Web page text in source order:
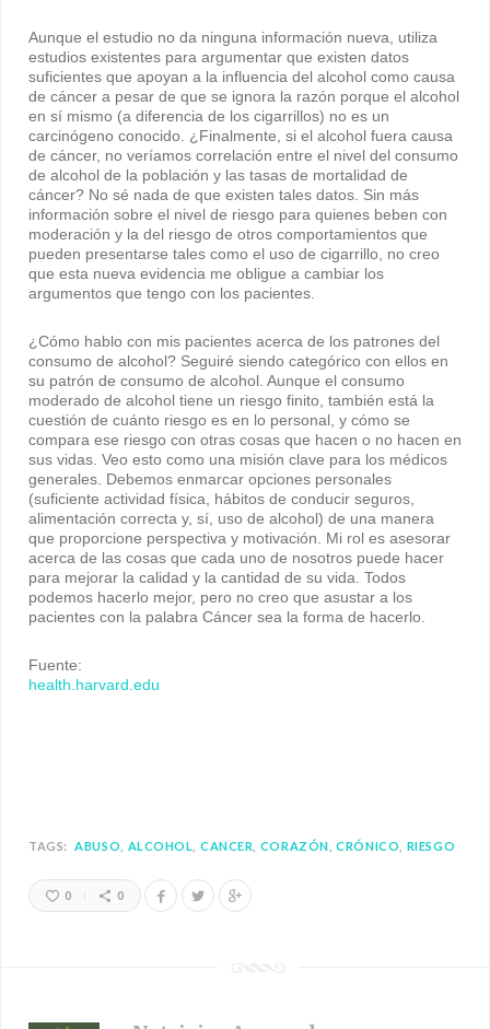
Aunque el estudio no da ninguna información nueva, utiliza
estudios existentes para argumentar que existen datos
suficientes que apoyan a la influencia del alcohol como causa
de cáncer a pesar de que se ignora la razón porque el alcohol
en sí mismo (a diferencia de los cigarrillos) no es un
carcinógeno conocido. ¿Finalmente, si el alcohol fuera causa
de cáncer, no veríamos correlación entre el nivel del consumo
de alcohol de la población y las tasas de mortalidad de
cáncer? No sé nada de que existen tales datos. Sin más
información sobre el nivel de riesgo para quienes beben con
moderación y la del riesgo de otros comportamientos que
pueden presentarse tales como el uso de cigarrillo, no creo
que esta nueva evidencia me obligue a cambiar los
argumentos que tengo con los pacientes.
¿Cómo hablo con mis pacientes acerca de los patrones del
consumo de alcohol? Seguiré siendo categórico con ellos en
su patrón de consumo de alcohol. Aunque el consumo
moderado de alcohol tiene un riesgo finito, también está la
cuestión de cuánto riesgo es en lo personal, y cómo se
compara ese riesgo con otras cosas que hacen o no hacen en
sus vidas. Veo esto como una misión clave para los médicos
generales. Debemos enmarcar opciones personales
(suficiente actividad física, hábitos de conducir seguros,
alimentación correcta y, sí, uso de alcohol) de una manera
que proporcione perspectiva y motivación. Mi rol es asesorar
acerca de las cosas que cada uno de nosotros puede hacer
para mejorar la calidad y la cantidad de su vida. Todos
podemos hacerlo mejor, pero no creo que asustar a los
pacientes con la palabra Cáncer sea la forma de hacerlo.
Fuente:
health.harvard.edu
TAGS: ABUSO ALCOHOL CANCER CORAZÓN CRÓNICO RIESGO
0 0